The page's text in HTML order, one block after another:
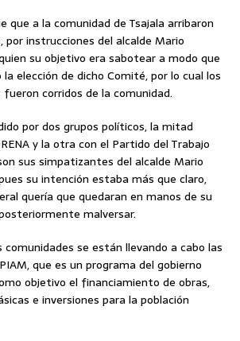
que a la comunidad de Tsajala arribaron
por instrucciones del alcalde Mario
su objetivo era sabotear a modo que
elección de dicho Comité, por lo cual los
corridos de la comunidad.
por dos grupos políticos, la mitad
y la otra con el Partido del Trabajo
sus simpatizantes del alcalde Mario
su intención estaba más que claro,
quería que quedaran en manos de su
malversar.
comunidades se están llevando a cabo las
que es un programa del gobierno
objetivo el financiamiento de obras,
e inversiones para la población